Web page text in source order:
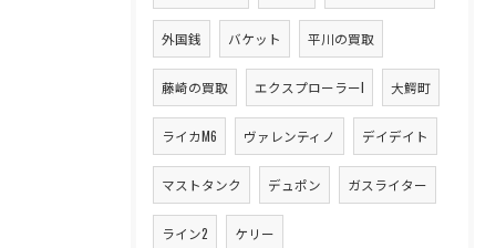
外国銭 バケット 平川の買取
藤崎の買取 エクスプローラーI 大鰐町
ライカM6 ヴァレンティノ デイデイト
マストタンク デュポン ガスライター
ライン2 ケリー